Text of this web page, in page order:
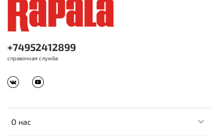
О нас
+74952412899
справочная служба